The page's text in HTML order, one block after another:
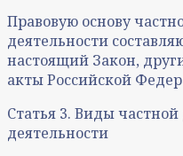
Правовую основу
деятельности
настоящий Закон,
акты Российской
Статья 3. Виды
деятельности